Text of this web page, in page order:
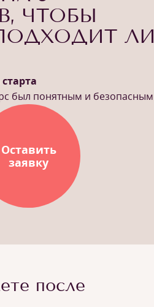
ЧТОБЫ
был понятным и безопасным
Оставить
заявку
после